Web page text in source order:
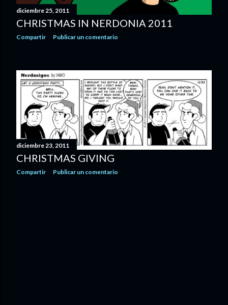
diciembre 25, 2011
CHRISTMAS IN NERDONIA 2011
Compartir Publicar un comentario
diciembre 23, 2011
CHRISTMAS GIVING
Compartir Publicar un comentario